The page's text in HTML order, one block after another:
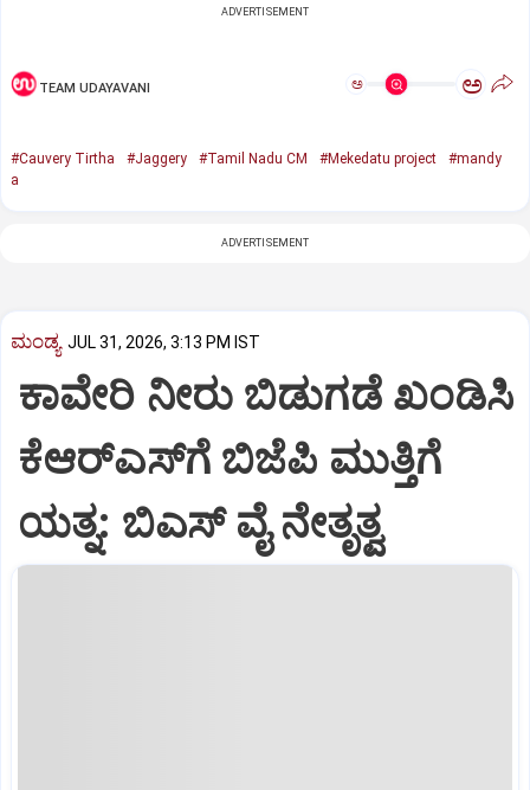
ADVERTISEMENT
TEAM UDAYAVANI ಅ ಅ
#Cauvery Tirtha #Jaggery #Tamil Nadu CM #Mekedatu project
#mandy
a
ADVERTISEMENT
ಮಂಡ್ಯ JUL 31, 2026, 3:13 PM IST
ಕಾವೇರಿ ನೀರು ಬಿಡುಗಡೆ ಖಂಡಿಸಿ
ಕೆಆರ್‌ಎಸ್‌ಗೆ ಬಿಜೆಪಿ ಮುತ್ತಿಗೆ
ಯತ್ನ: ಬಿಎಸ್ ವೈ ನೇತೃತ್ವ